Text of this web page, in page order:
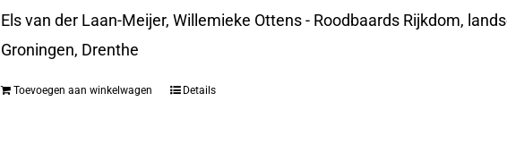
Els van der Laan-Meijer, Willemieke Ottens - Roodbaards Rijkdom,
Groningen, Drenthe
Toevoegen aan winkelwagen Details